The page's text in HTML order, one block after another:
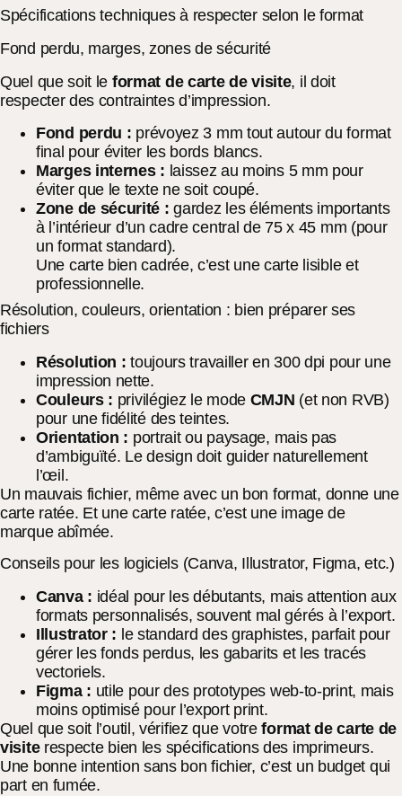
Spécifications techniques à respecter selon le format
Fond perdu, marges, zones de sécurité
Quel que soit le format de carte de visite, il doit
respecter des contraintes d’impression.
Fond perdu : prévoyez 3 mm tout autour du format
final pour éviter les bords blancs.
Marges internes : laissez au moins 5 mm pour
éviter que le texte ne soit coupé.
Zone de sécurité : gardez les éléments importants
à l’intérieur d’un cadre central de 75 x 45 mm (pour
un format standard).
Une carte bien cadrée, c’est une carte lisible et
professionnelle.
Résolution, couleurs, orientation : bien préparer ses
fichiers
Résolution : toujours travailler en 300 dpi pour une
impression nette.
Couleurs : privilégiez le mode CMJN (et non RVB)
pour une fidélité des teintes.
Orientation : portrait ou paysage, mais pas
d’ambiguïté. Le design doit guider naturellement
l’œil.
Un mauvais fichier, même avec un bon format, donne une
carte ratée. Et une carte ratée, c’est une image de
marque abîmée.
Conseils pour les logiciels (Canva, Illustrator, Figma, etc.)
Canva : idéal pour les débutants, mais attention aux
formats personnalisés, souvent mal gérés à l’export.
Illustrator : le standard des graphistes, parfait pour
gérer les fonds perdus, les gabarits et les tracés
vectoriels.
Figma : utile pour des prototypes web-to-print, mais
moins optimisé pour l’export print.
Quel que soit l’outil, vérifiez que votreformat de carte de
visiterespecte bien les spécifications des imprimeurs.
Une bonne intention sans bon fichier, c’est un budget qui
part en fumée.